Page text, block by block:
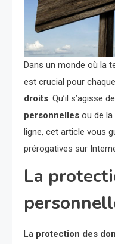
Dans un monde où la
est crucial pour
droits. Qu’il s’agisse
personnelles ou de
ligne, cet article vous
prérogatives sur
La
La protection des